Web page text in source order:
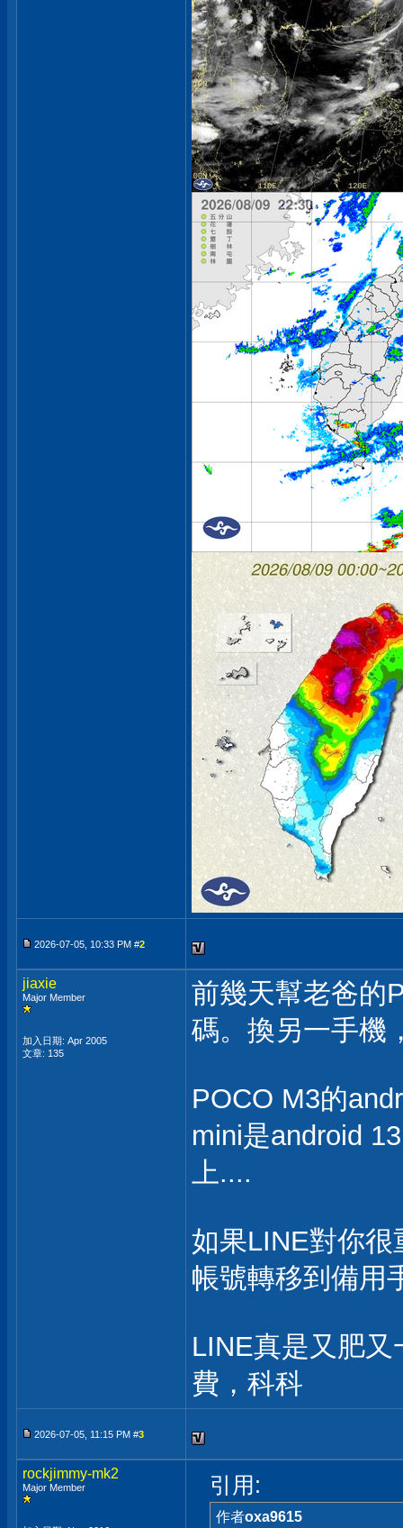
2026-07-05, 10:33 PM #2
jiaxie
Major Member
加入日期: Apr 2005
文章: 135
前幾天幫老爸的
碼。換另一手機
POCO M3的
mini是android
上....
如果LINE對你
帳號轉移到備用
LINE真是又肥
費，科科
2026-07-05, 11:15 PM #3
rockjimmy-mk2
Major Member 引用:
作者oxa9615